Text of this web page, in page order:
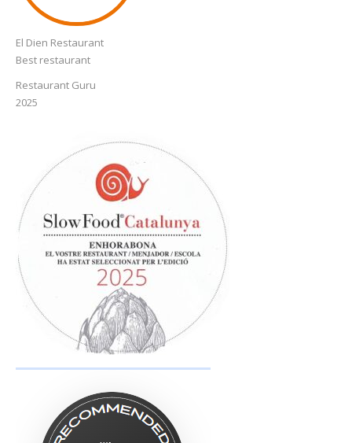
El Dien Restaurant
Best restaurant
Restaurant Guru
2025